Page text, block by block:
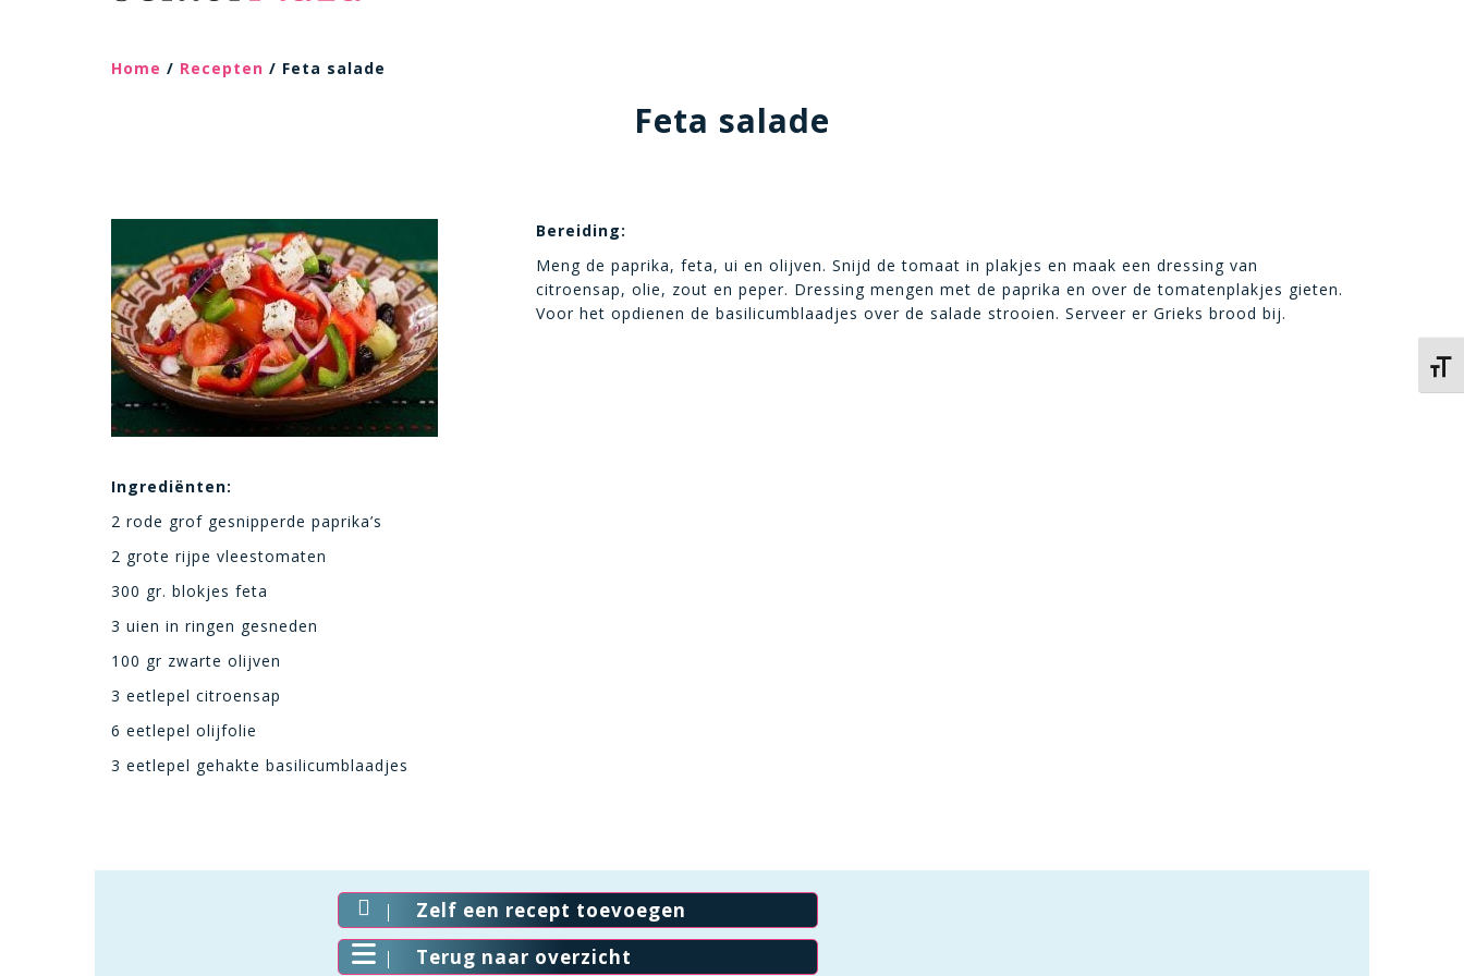
Home / Recepten / Feta salade
Feta salade
Ingrediënten:
2 rode grof gesnipperde paprika’s
2 grote rijpe vleestomaten
300 gr. blokjes feta
3 uien in ringen gesneden
100 gr zwarte olijven
3 eetlepel citroensap
6 eetlepel olijfolie
3 eetlepel gehakte basilicumblaadjes
Bereiding:
Meng de paprika, feta, ui en olijven. Snijd de tomaat in plakjes en maak een dressing van
citroensap, olie, zout en peper. Dressing mengen met de paprika en over de tomatenplakjes gieten.
Voor het opdienen de basilicumblaadjes over de salade strooien. Serveer er Grieks brood bij.
Zelf een recept toevoegen
Terug naar overzicht